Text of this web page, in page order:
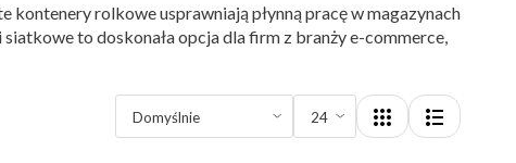
rolkowe usprawniają płynną pracę w magazynach
to doskonała opcja dla firm z branży e-commerce,